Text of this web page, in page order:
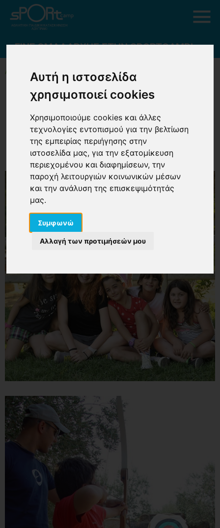
Αυτή η ιστοσελίδα
χρησιμοποιεί cookies
Χρησιμοποιούμε cookies και άλλες
τεχνολογίες εντοπισμού για την βελτίωση
της εμπειρίας περιήγησης στην
ιστοσελίδα μας, για την εξατομίκευση
περιεχομένου και διαφημίσεων, την
παροχή λειτουργιών κοινωνικών μέσων
και την ανάλυση της επισκεψιμότητάς
μας.
Συμφωνώ
Αλλαγή των προτιμήσεών μου
ΓΙΝΕ ΟΜΑΔΑΡΧΗΣ ΣΤΗΝ SPORTCAMP!
ΑΡΧΙΚΗ ΓΙΝΕ ΟΜΑΔΑΡΧΗΣ ΣΤΗΝ SPORTCAMP!
Γίνε ομαδάρχης στην
SPORTCAMP!